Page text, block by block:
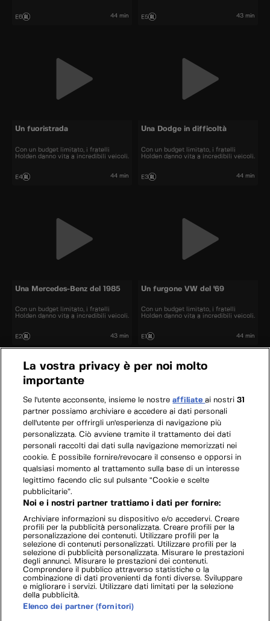
E6 44 min E5 43 min
Un fuoristrada
Con un budget limitato, i fratelli
Holden danno vita a incredibili veicoli.
E4 44 min
Una Dodge in difficoltà
Con un budget limitato, i fratelli
Holden danno vita a incredibili veicoli.
E3 44 min
Una Mercedes-Benz del 1985
Con un budget limitato, i fratelli
Holden danno vita a incredibili veicoli.
E2 43 min
Un furgone VW del '69
Con un budget limitato, i fratelli
Holden danno vita a incredibili veicoli.
E1 44 min
La vostra privacy è per noi molto
importante
Se l'utente acconsente, insieme le nostreaffiliateai nostri31
partner possiamo archiviare e accedere ai dati personali
dell'utente per offrirgli un'esperienza di navigazione più
personalizzata. Ciò avviene tramite il trattamento dei dati
personali raccolti dai dati sulla navigazione memorizzati nei
cookie. È possibile fornire/revocare il consenso e opporsi in
qualsiasi momento al trattamento sulla base di un interesse
legittimo facendo clic sul pulsante “Cookie e scelte
pubblicitarie”.
Noi e i nostri partner trattiamo i dati per fornire:
Archiviare informazioni su dispositivo e/o accedervi. Creare
profili per la pubblicità personalizzata. Creare profili per la
personalizzazione dei contenuti. Utilizzare profili per la
selezione di contenuti personalizzati. Utilizzare profili per la
selezione di pubblicità personalizzata. Misurare le prestazioni
degli annunci. Misurare le prestazioni dei contenuti.
Comprendere il pubblico attraverso statistiche o la
combinazione di dati provenienti da fonti diverse. Sviluppare
e migliorare i servizi. Utilizzare dati limitati per la selezione
della pubblicità.
Elenco dei partner (fornitori)